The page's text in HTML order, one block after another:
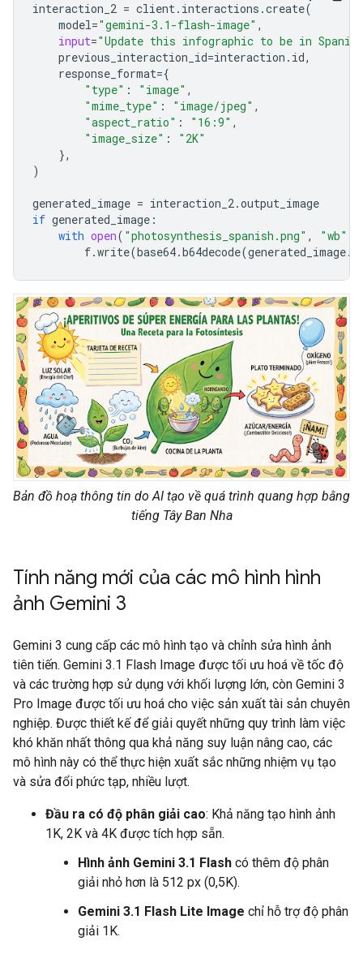
interaction_2 = client. interactions .create(
model="gemini-3.1-flash-image" ,
input="Update this infographic to be in
previous_interaction_id=interaction . id,
response_format={
"type" : "image" ,
"mime_type" : "image/jpeg" ,
"aspect_ratio" : "16:9" ,
"image_size" :
"2K"
},
)
generated_image = interaction_2.output_image
if generated_image :
with open( "photosynthesis_spanish.png" , "wb"
f.write(base64.b64decode(generated_image.
Bản đồ hoạ thông tin do AI tạo về quá trình quang hợp bằng
tiếng Tây Ban Nha
Tính năng mới của các mô hình hình
ảnh Gemini 3
Gemini 3 cung cấp các mô hình tạo và chỉnh sửa hình ảnh
tiên tiến. Gemini 3.1 Flash Image được tối ưu hoá về tốc độ
và các trường hợp sử dụng với khối lượng lớn, còn Gemini 3
Pro Image được tối ưu hoá cho việc sản xuất tài sản chuyên
nghiệp. Được thiết kế để giải quyết những quy trình làm việc
khó khăn nhất thông qua khả năng suy luận nâng cao, các
mô hình này có thể thực hiện xuất sắc những nhiệm vụ tạo
và sửa đổi phức tạp, nhiều lượt.
Đầu ra có độ phân giải cao: Khả năng tạo hình ảnh
1K, 2K và 4K được tích hợp sẵn.
Hình ảnh Gemini 3.1 Flash có thêm độ phân
giải nhỏ hơn là 512 px (0,5K).
Gemini 3.1 Flash Lite Image chỉ hỗ trợ độ phân
giải 1K.